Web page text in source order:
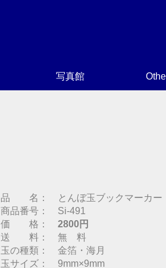
写真館
品 名： とんぼ玉ブックマーカー
商品番号： Si-491
価 格： 2800円
送 料： 無 料
玉の種類： 金箔・海月
玉サイズ： 9mm×9mm